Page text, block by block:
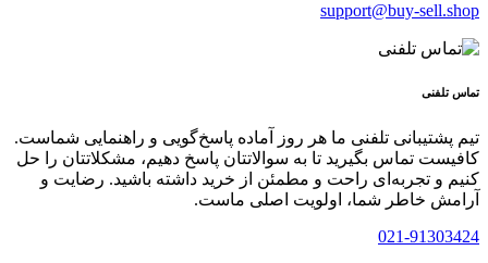
support@buy-sell.shop
تماس تلفنی
تیم پشتیبانی تلفنی ما هر روز آماده پاسخ‌گویی و راهنمایی شماست.
کافیست تماس بگیرید تا به سوالاتتان پاسخ دهیم، مشکلاتتان را حل
کنیم و تجربه‌ای راحت و مطمئن از خرید داشته باشید. رضایت و
آرامش خاطر شما، اولویت اصلی ماست.
021-91303424